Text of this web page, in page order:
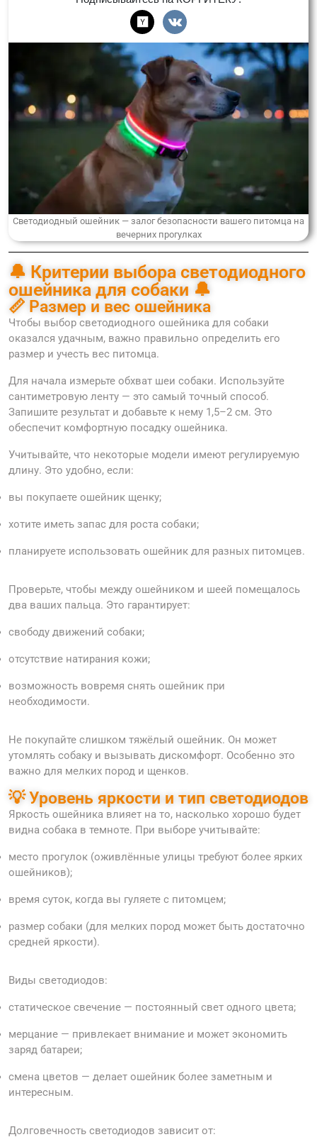
Светодиодный ошейник — залог безопасности вашего питомца на
вечерних прогулках
🔔 Критерии выбора светодиодного
ошейника для собаки 🔔
📏 Размер и вес ошейника
Чтобы выбор светодиодного ошейника для собаки
оказался удачным, важно правильно определить его
размер и учесть вес питомца.
Для начала измерьте обхват шеи собаки. Используйте
сантиметровую ленту — это самый точный способ.
Запишите результат и добавьте к нему 1,5–2 см. Это
обеспечит комфортную посадку ошейника.
Учитывайте, что некоторые модели имеют регулируемую
длину. Это удобно, если:
вы покупаете ошейник щенку;
хотите иметь запас для роста собаки;
планируете использовать ошейник для разных питомцев.
Проверьте, чтобы между ошейником и шеей помещалось
два ваших пальца. Это гарантирует:
свободу движений собаки;
отсутствие натирания кожи;
возможность вовремя снять ошейник при
необходимости.
Не покупайте слишком тяжёлый ошейник. Он может
утомлять собаку и вызывать дискомфорт. Особенно это
важно для мелких пород и щенков.
💡 Уровень яркости и тип светодиодов
Яркость ошейника влияет на то, насколько хорошо будет
видна собака в темноте. При выборе учитывайте:
место прогулок (оживлённые улицы требуют более ярких
ошейников);
время суток, когда вы гуляете с питомцем;
размер собаки (для мелких пород может быть достаточно
средней яркости).
Виды светодиодов:
статическое свечение — постоянный свет одного цвета;
мерцание — привлекает внимание и может экономить
заряд батареи;
смена цветов — делает ошейник более заметным и
интересным.
Долговечность светодиодов зависит от: